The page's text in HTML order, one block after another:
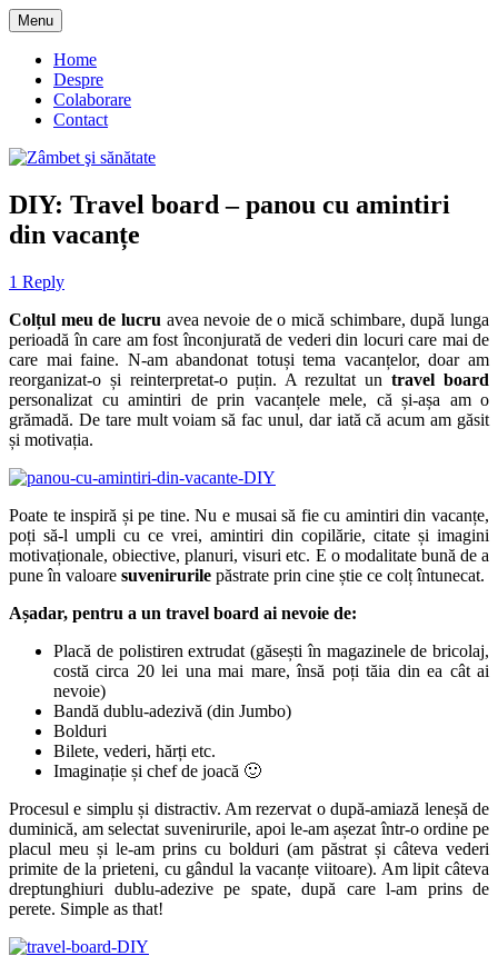
Skip
to
content
Zâmbet şi sănătate
Menu
Home
Despre
Colaborare
Contact
DIY: Travel board – panou cu amintiri
din vacanțe
1 Reply
Colțul meu de lucru avea nevoie de o mică schimbare, după lunga
perioadă în care am fost înconjurată de vederi din locuri care mai de
care mai faine. N-am abandonat totuși tema vacanțelor, doar am
reorganizat-o și reinterpretat-o puțin. A rezultat untravel board
personalizat cu amintiri de prin vacanțele mele, că și-așa am o
grămadă. De tare mult voiam să fac unul, dar iată că acum am găsit
și motivația.
Poate te inspiră și pe tine. Nu e musai să fie cu amintiri din vacanțe,
poți să-l umpli cu ce vrei, amintiri din copilărie, citate și imagini
motivaționale, obiective, planuri, visuri etc. E o modalitate bună de a
pune în valoare suvenirurile păstrate prin cine știe ce colț întunecat.
Așadar, pentru a un travel board ai nevoie de:
Placă de polistiren extrudat (găsești în magazinele de bricolaj,
costă circa 20 lei una mai mare, însă poți tăia din ea cât ai
nevoie)
Bandă dublu-adezivă (din Jumbo)
Bolduri
Bilete, vederi, hărți etc.
Imaginație și chef de joacă 🙂
Procesul e simplu și distractiv. Am rezervat o după-amiază leneșă de
duminică, am selectat suvenirurile, apoi le-am așezat într-o ordine pe
placul meu și le-am prins cu bolduri (am păstrat și câteva vederi
primite de la prieteni, cu gândul la vacanțe viitoare). Am lipit câteva
dreptunghiuri dublu-adezive pe spate, după care l-am prins de
perete. Simple as that!